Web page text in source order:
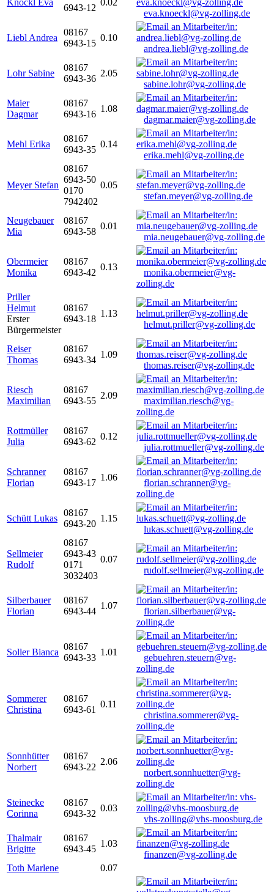
Knöckl Eva
6943-12
0.02
eva.knoeckl@vg-zolling.de
Liebl Andrea
08167
6943-15
0.10
andrea.liebl@vg-zolling.de
Lohr Sabine
08167
6943-36
2.05
sabine.lohr@vg-zolling.de
Maier
Dagmar
08167
6943-16
1.08
dagmar.maier@vg-zolling.de
Mehl Erika
08167
6943-35
0.14
erika.mehl@vg-zolling.de
Meyer Stefan
08167
6943-50
0170
7942402
0.05
stefan.meyer@vg-zolling.de
Neugebauer
Mia
08167
6943-58
0.01
mia.neugebauer@vg-zolling.de
Obermeier
Monika
08167
6943-42
0.13
monika.obermeier@vg-
zolling.de
Priller
Helmut
Erster
Bürgermeister
08167
6943-18
1.13
helmut.priller@vg-zolling.de
Reiser
Thomas
08167
6943-34
1.09
thomas.reiser@vg-zolling.de
Riesch
Maximilian
08167
6943-55
2.09
maximilian.riesch@vg-
zolling.de
Rottmüller
Julia
08167
6943-62
0.12
julia.rottmueller@vg-zolling.de
Schranner
Florian
08167
6943-17
1.06
florian.schranner@vg-
zolling.de
Schütt Lukas
08167
6943-20
1.15
lukas.schuett@vg-zolling.de
Sellmeier
Rudolf
08167
6943-43
0171
3032403
0.07
rudolf.sellmeier@vg-zolling.de
Silberbauer
Florian
08167
6943-44
1.07
florian.silberbauer@vg-
zolling.de
Soller Bianca
08167
6943-33
1.01
gebuehren.steuern@vg-
zolling.de
Sommerer
Christina
08167
6943-61
0.11
christina.sommerer@vg-
zolling.de
Sonnhütter
Norbert
08167
6943-22
2.06
norbert.sonnhuetter@vg-
zolling.de
Steinecke
Corinna
08167
6943-32
0.03
vhs-zolling@vhs-moosburg.de
Thalmair
Brigitte
08167
6943-45
1.03
finanzen@vg-zolling.de
Toth Marlene
0.07